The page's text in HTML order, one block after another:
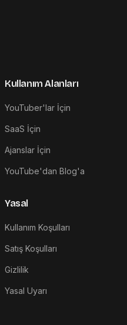
Kullanım Alanları
YouTuber'lar İçin
SaaS İçin
Ajanslar İçin
YouTube'dan Blog'a
Yasal
Kullanım Koşulları
Satış Koşulları
Gizlilik
Yasal Uyarı